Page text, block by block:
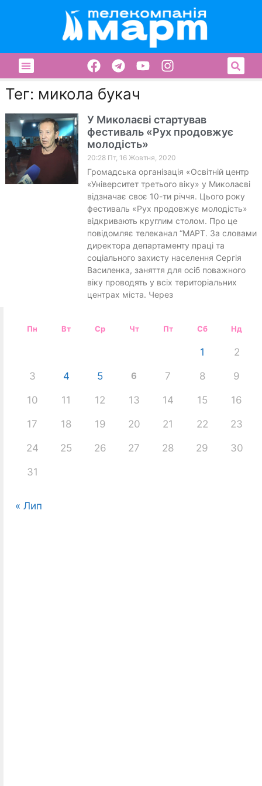
Тег: микола букач
У Миколаєві стартував
фестиваль «Рух продовжує
молодість»
20:28 Пт, 16 Жовтня, 2020
Громадська організація «Освітній центр
«Університет третього віку» у Миколаєві
відзначає своє 10-ти річчя. Цього року
фестиваль «Рух продовжує молодість»
відкривають круглим столом. Про це
повідомляє телеканал “МАРТ. За словами
директора департаменту праці та
соціального захисту населення Сергія
Василенка, заняття для осіб поважного
віку проводять у всіх територіальних
центрах міста. Через
Пн Вт Ср Чт Пт Сб Нд
1 2
3 4 5 6 7 8 9
10 11 12 13 14 15 16
17 18 19 20 21 22 23
24 25 26 27 28 29 30
31
« Лип